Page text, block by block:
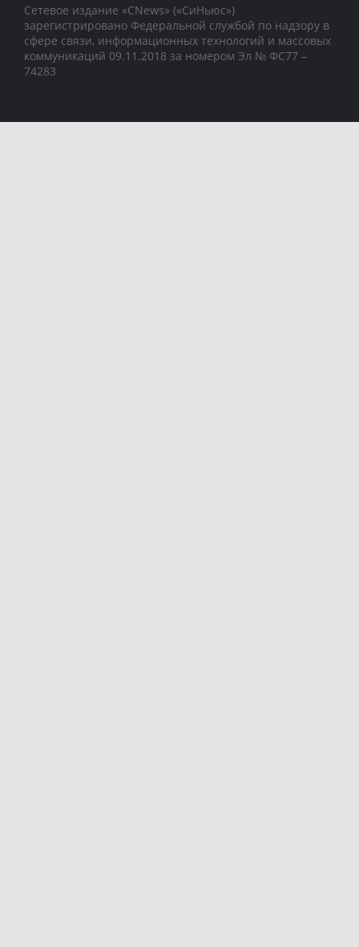
Сетевое издание «CNews» («СиНьюс»)
зарегистрировано Федеральной службой по надзору в
сфере связи, информационных технологий и массовых
коммуникаций 09.11.2018 за номером Эл № ФС77 –
74283